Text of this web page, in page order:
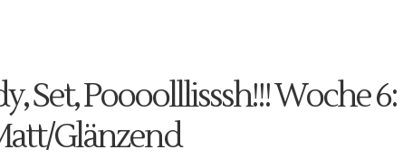
Set, Poooolllisssh!!! Woche 6:
Glänzend